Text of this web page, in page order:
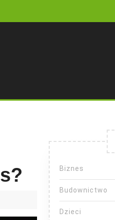
Biznes
Budownictwo
Dzieci